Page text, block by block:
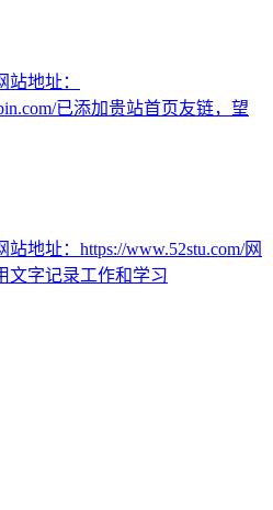
地址：
已添加贵站首页友链，望
地址：https://www.52stu.com/网
文字记录工作和学习